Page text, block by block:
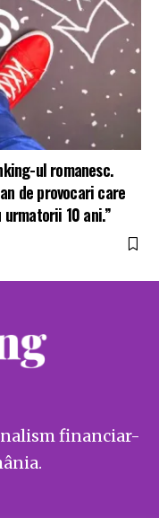
ul romanesc.
de provocari care
10 ani.”
financiar-